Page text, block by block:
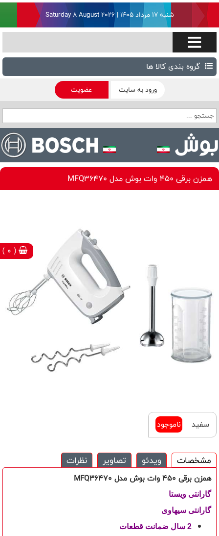
( 0 )
شنبه ۱۷ مرداد ۱۴۰۵ | Saturday 8 August 2026
گروه بندی کالا ها
ورود به سایت عضویت
همزن برقی 450 وات بوش مدل MFQ36470
سفید ناموجود
مشخصات ویدئو تصاویر نظرات
همزن برقی 450 وات بوش مدل MFQ36470
گارانتی ویستا
گارانتی سیهاوی
2 سال ضمانت قطعات